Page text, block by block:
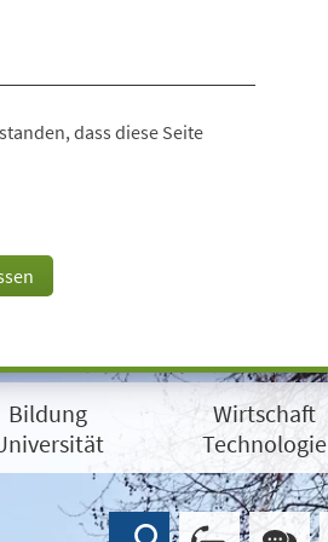
dass diese Seite
Bildung
Wirtschaft
Technologie